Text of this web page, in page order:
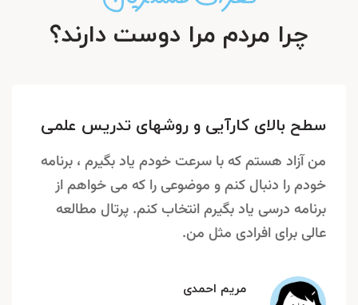
چرا مردم مرا دوست دارند؟
سطح بالای کارآیی و روشهای تدریس علمی
من آزاد هستم که با سرعت خودم یاد بگیرم ، برنامه
خودم را دنبال کنم و موضوعی را که می خواهم از
برنامه درسی یاد بگیرم انتخاب کنم. پرتال مطالعه
عالی برای افرادی مثل من.
مریم احمدی